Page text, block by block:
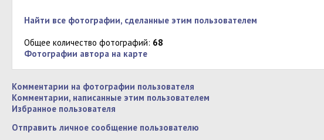
Найти все фотографии, сделанные этим пользователем
Общее количество фотографий: 68
Фотографии автора на карте
Комментарии на фотографии пользователя
Комментарии, написанные этим пользователем
Избранное пользователя
Отправить личное сообщение пользователю